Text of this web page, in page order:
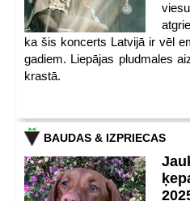
ka šis koncerts Latvijā ir vēl
gadiem. Liepājas pludmales
krastā.
BAUDAS & IZPRIECAS